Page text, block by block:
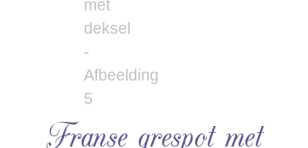
Franse grespot met